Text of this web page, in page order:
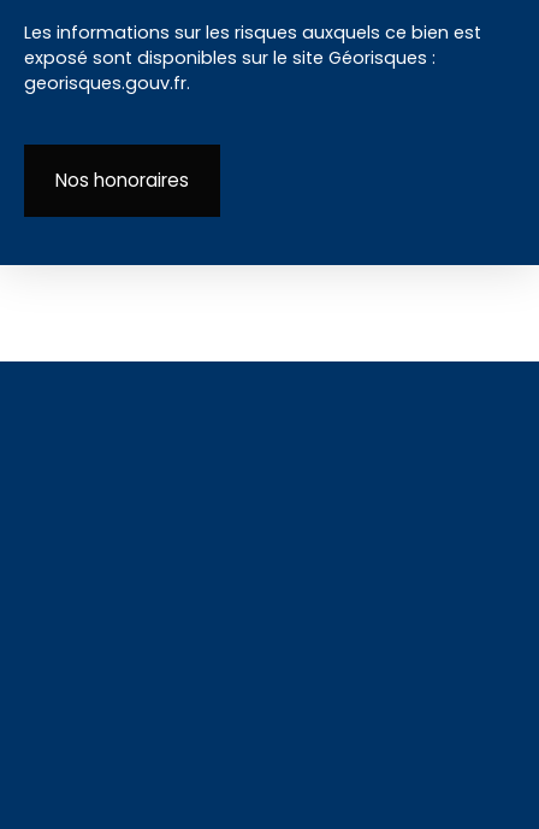
Les informations sur les risques auxquels ce bien est
exposé sont disponibles sur le site Géorisques :
georisques.gouv.fr.
Nos honoraires